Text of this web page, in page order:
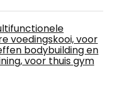
voedingskooi, voor
bodybuilding en
voor thuis gym